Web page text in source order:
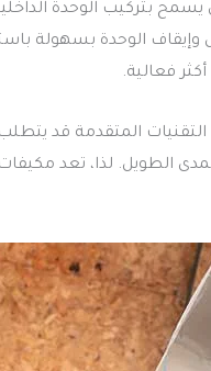
بتركيب الوحدة الداخلية
الوحدة بسهولة
فعالية.
المتقدمة قد يتطلب
الطويل. لذا، تعد